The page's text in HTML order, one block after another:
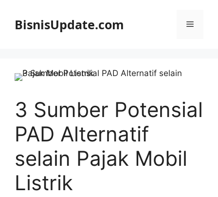
BisnisUpdate.com Menu
3 Sumber Potensial
PAD Alternatif
selain Pajak Mobil
Listrik